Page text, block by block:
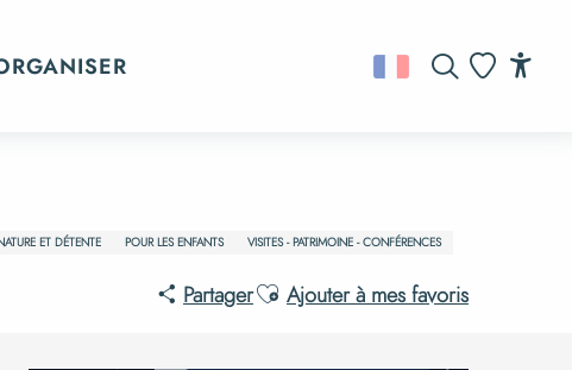
ET DÉTENTE POUR LES ENFANTS VISITES - PATRIMOINE - CONFÉRENCES
PartagerAjouter aux favoris
Ajouter à mes favoris